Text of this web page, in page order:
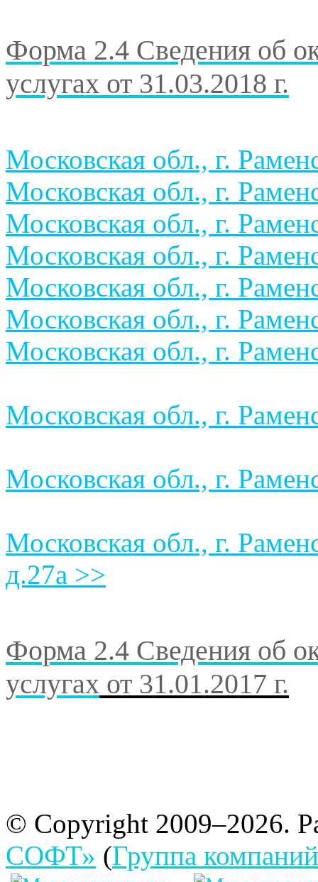
Форма 2.4 Сведения об
услугах от 31.03.2018 г.
Московская обл., г.
Московская обл., г.
Московская обл., г.
Московская обл., г.
Московская обл., г.
Московская обл., г.
Московская обл., г.
Московская обл., г.
Московская обл., г.
Московская обл., г.
д.27а >>
Форма 2.4 Сведения об
услугах от 31.01.2017 г.
© Copyright 2009–2026.
СОФТ» (Группа